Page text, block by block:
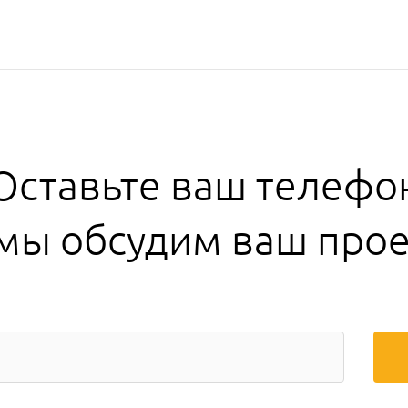
ваш
обсудим ваш